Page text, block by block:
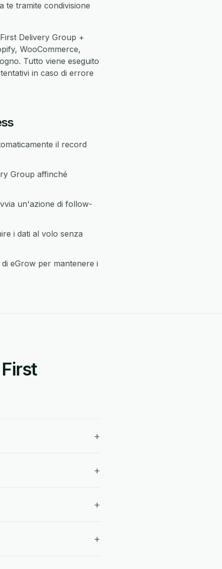
te tramite condivisione
Delivery Group +
WooCommerce,
Tutto viene eseguito
in caso di errore
il record
Group affinché
un'azione di follow-
i dati al volo senza
eGrow per mantenere i
+
+
+
+